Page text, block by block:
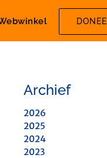
Archief
2026
2025
2024
2023